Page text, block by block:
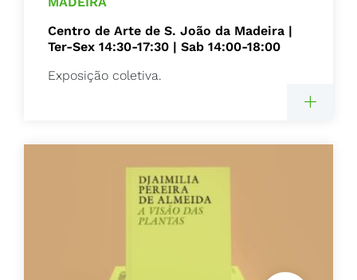
Centro de Arte de S. João da Madeira |
Ter-Sex 14:30-17:30 | Sab 14:00-18:00
Exposição coletiva.